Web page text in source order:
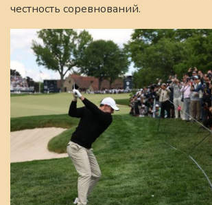
честность соревнований.